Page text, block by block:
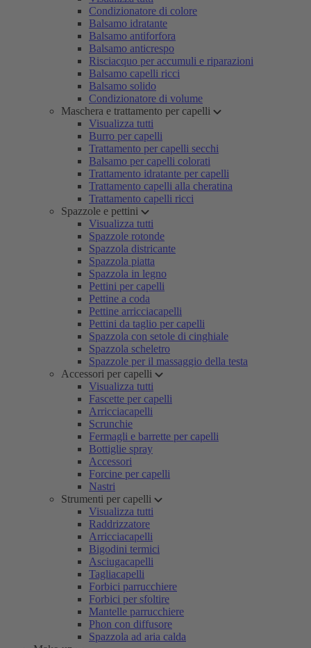
Condizionatore di colore
Balsamo idratante
Balsamo antiforfora
Balsamo anticrespo
Risciacquo per accumuli e riparazioni
Balsamo capelli ricci
Balsamo solido
Condizionatore di volume
Maschera e trattamento per capelli
Visualizza tutti
Burro per capelli
Trattamento per capelli secchi
Balsamo per capelli colorati
Trattamento idratante per capelli
Trattamento capelli alla cheratina
Trattamento capelli ricci
Spazzole e pettini
Visualizza tutti
Spazzole rotonde
Spazzola districante
Spazzola piatta
Spazzola in legno
Pettini per capelli
Pettine a coda
Pettine arricciacapelli
Pettini da taglio per capelli
Spazzola con setole di cinghiale
Spazzola scheletro
Spazzole per il massaggio della testa
Accessori per capelli
Visualizza tutti
Fascette per capelli
Arricciacapelli
Scrunchie
Fermagli e barrette per capelli
Bottiglie spray
Accessori
Forcine per capelli
Nastri
Strumenti per capelli
Visualizza tutti
Raddrizzatore
Arricciacapelli
Bigodini termici
Asciugacapelli
Tagliacapelli
Forbici parrucchiere
Forbici per sfoltire
Mantelle parrucchiere
Phon con diffusore
Spazzola ad aria calda